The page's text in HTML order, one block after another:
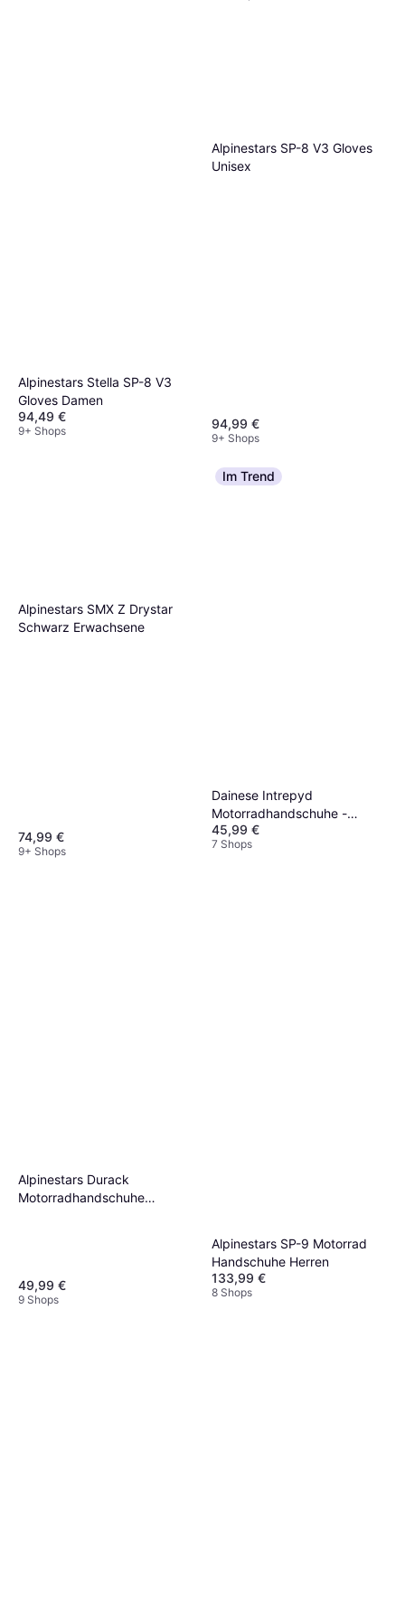
Alpinestars Stella SP-8 V3
Gloves Damen
94,49 €
9+ Shops
Alpinestars SP-8 V3 Gloves
Unisex
94,99 €
9+ Shops
Alpinestars SMX Z Drystar
Schwarz Erwachsene
74,99 €
9+ Shops
Im Trend
Dainese Intrepyd
Motorradhandschuhe -
Schwarz Herren, Unisex
45,99 €
7 Shops
Alpinestars Durack
Motorradhandschuhe
49,99 €
9 Shops
Alpinestars SP-9 Motorrad
Handschuhe Herren
133,99 €
8 Shops